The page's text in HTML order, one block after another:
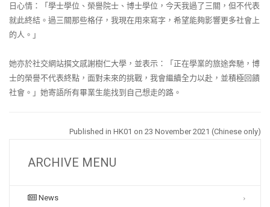
日心情：「學士學位、榮譽院士、博士學位，今天我過了三關，但不代表
就此終結。過三關那些格仔，我現在用來寫字，希望能夠影響更多社會上
的人。」
她亦於社交網站撰文感謝樹仁大學，並表示：「正在學業的旅途奔馳，博
士的榮譽不代表終點，面對未來的挑戰，我會繼續全力以赴，並積極回饋
社會。」她寄語所有畢業生能找到自己想走的路。
Published in HK01 on 23 November2021 (Chinese only)
ARCHIVE MENU
News